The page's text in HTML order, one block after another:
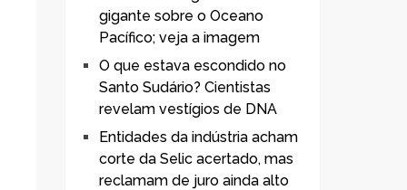
gigante sobre o Oceano
Pacífico; veja a imagem
O que estava escondido no
Santo Sudário? Cientistas
revelam vestígios de DNA
Entidades da indústria acham
corte da Selic acertado, mas
reclamam de juro ainda alto